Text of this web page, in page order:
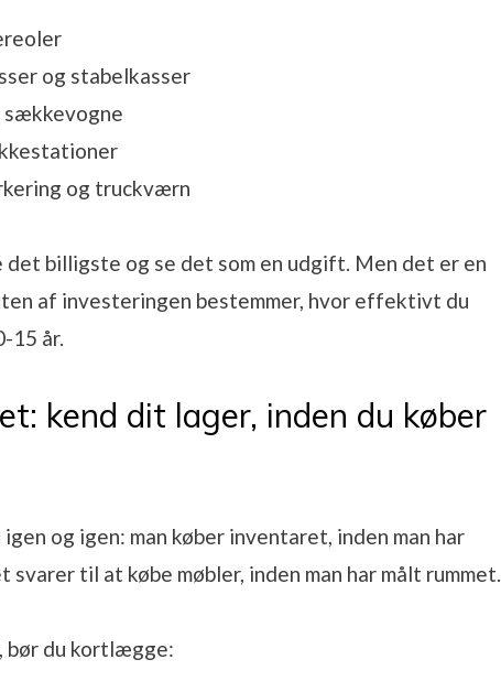
og stabelkasser
sækkevogne
og truckværn
billigste og se det som en udgift. Men det er en
af investeringen bestemmer, hvor effektivt du
15 år.
kend dit lager, inden du køber
og igen: man køber inventaret, inden man har
til at købe møbler, inden man har målt rummet.
bør du kortlægge: